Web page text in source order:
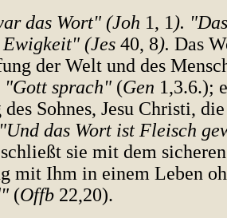
das Wort" (Joh 1, 1 ). "
(Jes 40, 8). Das
der Welt und des
"Gott sprach" (Gen 1,3.6.);
Sohnes, Jesu Christi,
"Und das Wort ist Fleisch
sie mit dem
mit Ihm in einem Leben
(Offb 22,20).